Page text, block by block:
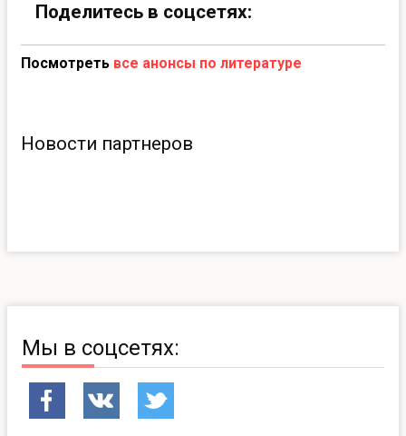
Поделитесь в соцсетях:
Посмотреть все анонсы по литературе
Новости партнеров
Мы в соцсетях: